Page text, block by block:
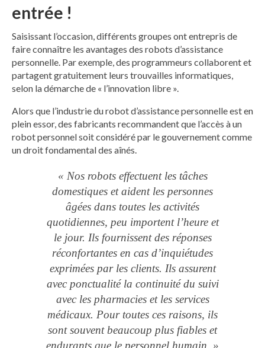
entrée !
Saisissant l’occasion, différents groupes ont entrepris de
faire connaître les avantages des robots d’assistance
personnelle. Par exemple, des programmeurs collaborent et
partagent gratuitement leurs trouvailles informatiques,
selon la démarche de « l’innovation libre ».
Alors que l’industrie du robot d’assistance personnelle est en
plein essor, des fabricants recommandent que l’accès à un
robot personnel soit considéré par le gouvernement comme
un droit fondamental des aînés.
« Nos robots effectuent les tâches
domestiques et aident les personnes
âgées dans toutes les activités
quotidiennes, peu importent l’heure et
le jour. Ils fournissent des réponses
réconfortantes en cas d’inquiétudes
exprimées par les clients. Ils assurent
avec ponctualité la continuité du suivi
avec les pharmacies et les services
médicaux. Pour toutes ces raisons, ils
sont souvent beaucoup plus fiables et
endurants que le personnel humain. »